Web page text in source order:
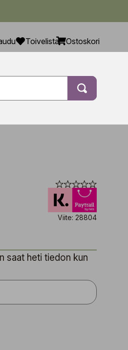
Toivelista Ostoskori
Viite: 28804
saat heti tiedon kun